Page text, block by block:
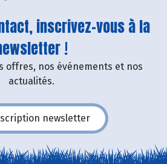
inscrivez-vous à la
!
offres, nos événements et nos
actualités.
newsletter